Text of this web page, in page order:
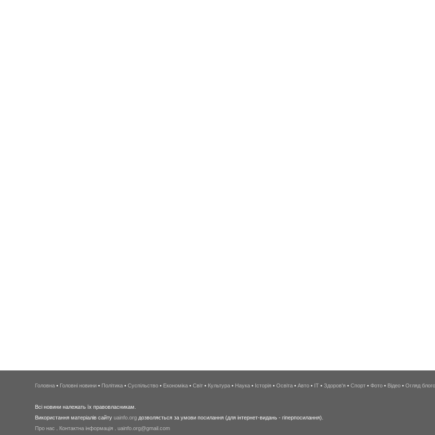
Головна • Головні новини • Політика • Суспільство • Економіка • Світ • Культура • Наука • Історія • Освіта • Авто • IT • Здоров'я • Спорт • Фото • Відео • Огляд
Всі новини належать їх правовласникам.
Використання матеріалів сайту uainfo.org дозволяється за умови посилання (для інтернет-видань - гіперпосилання).
Про нас
Контактна інформація uainfo.org@gmail.com